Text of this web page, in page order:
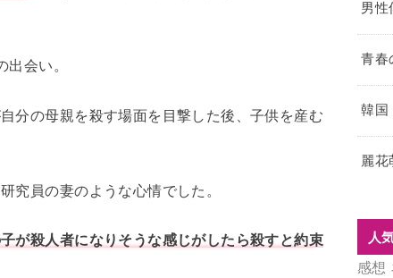
会い。
分の母親を殺す場面を目撃した後、子供を産む
究員の妻のような心情でした。
が殺人者になりそうな感じがしたら殺すと約束
男性
青春
韓国
麗花
人
感想